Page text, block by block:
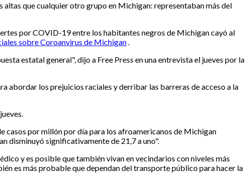
altas que cualquier otro grupo en Michigan: representaban más del
por COVID-19 entre los habitantes negros de Michigan cayó al
sobre Coroanvirus de Michigan.
estatal general", dijo a Free Press en una entrevista el jueves por la
abordar los prejuicios raciales y derribar las barreras de acceso a la
por millón por día para los afroamericanos de Michigan
disminuyó significativamente de 21,7 a uno".
y es posible que también vivan en vecindarios con niveles más
es más probable que dependan del transporte público para hacer la